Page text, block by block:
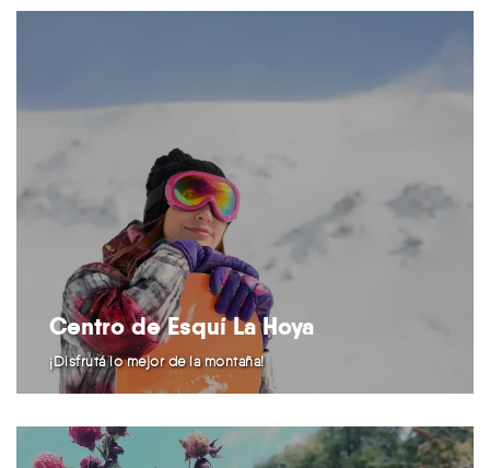
Centro de Esquí La Hoya
¡Disfrutá lo mejor de la montaña!